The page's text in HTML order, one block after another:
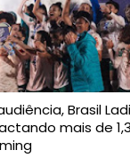
Brasil
mais de